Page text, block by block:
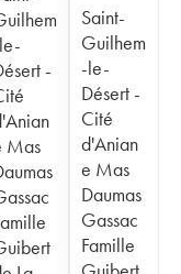
-
Mas
Saint-
Guilhem
-le-
Désert -
Cité
d'Anian
e Mas
Daumas
Gassac
Famille